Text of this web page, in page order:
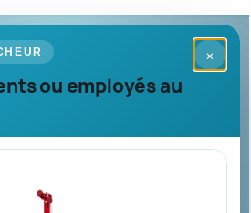
×
ou employés au
les goodies et cadeaux d’affaires
Pro